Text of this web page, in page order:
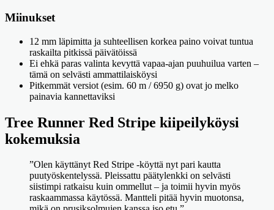
Miinukset
12 mm läpimitta ja suhteellisen korkea paino voivat tuntua
raskailta pitkissä päivätöissä
Ei ehkä paras valinta kevyttä vapaa-ajan puuhuilua varten –
tämä on selvästi ammattilaisköysi
Pitkemmät versiot (esim. 60 m / 6950 g) ovat jo melko
painavia kannettaviksi
Tree Runner Red Stripe kiipeilyköysi
kokemuksia
”Olen käyttänyt Red Stripe -köyttä nyt pari kautta
puutyöskentelyssä. Pleissattu päätylenkki on selvästi
siistimpi ratkaisu kuin ommellut – ja toimii hyvin myös
raskaammassa käytössä. Mantteli pitää hyvin muotonsa,